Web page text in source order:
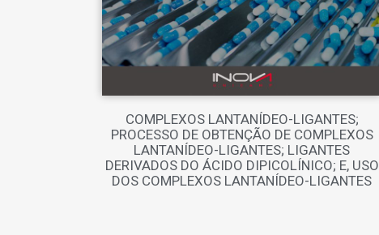
COMPLEXOS LANTANÍDEO-LIGANTES;
PROCESSO DE OBTENÇÃO DE COMPLEXOS
LANTANÍDEO-LIGANTES; LIGANTES
DERIVADOS DO ÁCIDO DIPICOLÍNICO; E, USO
DOS COMPLEXOS LANTANÍDEO-LIGANTES